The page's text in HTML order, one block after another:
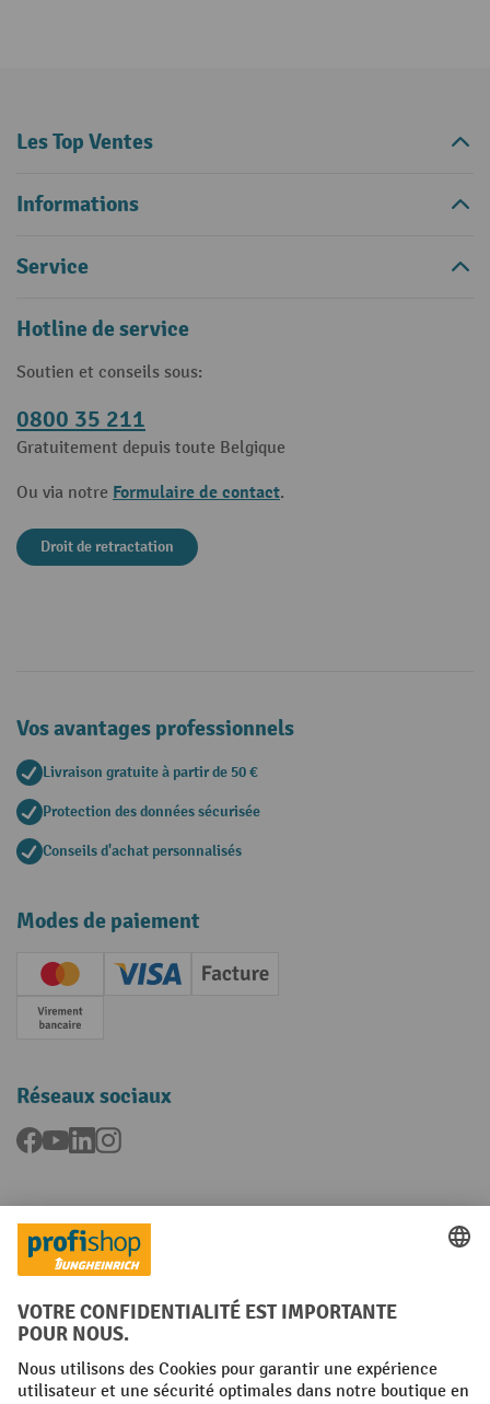
Les Top Ventes
Informations
Service
Hotline de service
Soutien et conseils sous:
0800 35 211
Gratuitement depuis toute Belgique
Ou via notre Formulaire de contact.
Droit de retractation
Vos avantages professionnels
Livraison gratuite à partir de 50 €
Protection des données sécurisée
Conseils d'achat personnalisés
Modes de paiement
Creditcard (Master)Creditcard (Visa)
Facture
Paiement anticipé
Réseaux sociaux
Facebook
YouTubeLinkedInInstagram
Langues
FR NL
Conditions générales Mentions légales